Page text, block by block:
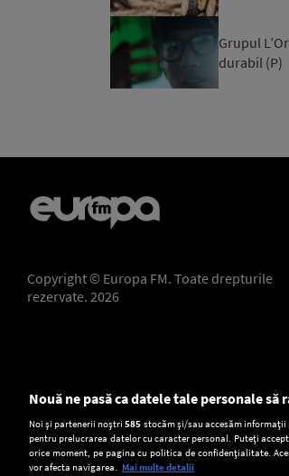
Grupul
durabil (P)
Copyright © Europa FM. Toate drepturile
rezervate. 2026
Setări:
Dark Mode
Nouă ne pasă ca datele tale personale
Noi și partenerii noștri585 stocăm și/sau accesăm
pentru prelucrarea datelor cu caracter personal. Puteți
orice moment, pe pagina cu politica de confidențialitate.
vor afecta navigarea. Mai multe detalii